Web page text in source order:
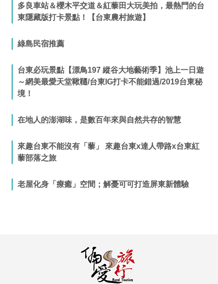
多良車站＆櫻木平交道＆紅藜田大玩美拍，最熱門的台
東隱藏版打卡景點！【台東農村旅遊】
綠島民宿推薦
台東必玩景點【漂鳥197 縱谷大地藝術季】池上一日遊
～網美最愛天堂鞦韆/台東IG打卡不能錯過/2019台東秘
境！
在地人的澎湖味，是數百年來與自然共存的智慧
來趣台東不能沒有「藜」 來趣台東x達人帶路x台東紅
藜部落之旅
老屋化身「療癒」空間；解憂可可打造屏東新體驗